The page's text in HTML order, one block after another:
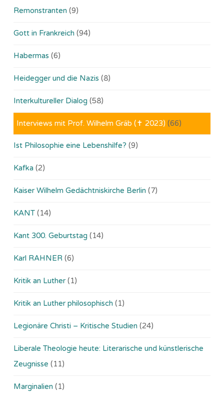
Remonstranten (9)
Gott in Frankreich (94)
Habermas (6)
Heidegger und die Nazis (8)
Interkultureller Dialog (58)
Interviews mit Prof. Wilhelm Gräb (✝ 2023) (66)
Ist Philosophie eine Lebenshilfe? (9)
Kafka (2)
Kaiser Wilhelm Gedächtniskirche Berlin (7)
KANT (14)
Kant 300. Geburtstag (14)
Karl RAHNER (6)
Kritik an Luther (1)
Kritik an Luther philosophisch (1)
Legionäre Christi – Kritische Studien (24)
Liberale Theologie heute: Literarische und künstlerische
Zeugnisse (11)
Marginalien (1)